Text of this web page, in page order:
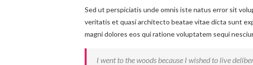
Sed ut perspiciatis unde omnis iste natus error sit
veritatis et quasi architecto beatae vitae dicta sunt
magni dolores eos qui ratione voluptatem sequi
I went to the woods because I wished to live